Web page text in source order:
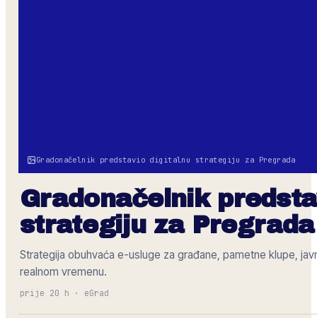
Gradonačelnik predstavio digitalnu strategiju za Pregrada
Gradonačelnik
strategiju za Pregrada
Strategija obuhvaća e-usluge za građane, pametne klupe,
realnom vremenu.
prije 20 h · eGrad